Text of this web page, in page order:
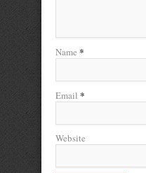
Name *
Email *
Website